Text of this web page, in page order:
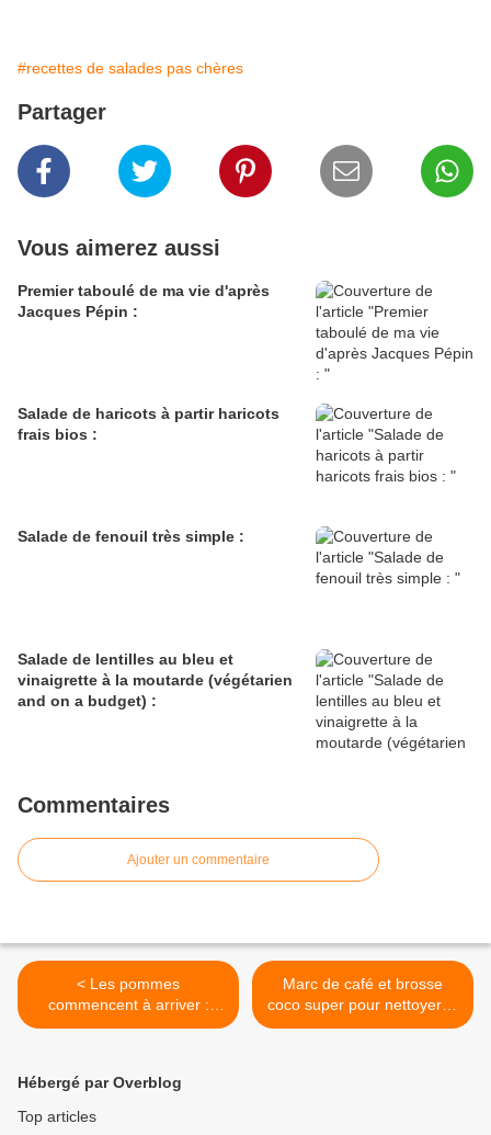
#recettes de salades pas chères
Partager
Vous aimerez aussi
Premier taboulé de ma vie d'après
Jacques Pépin :
Salade de haricots à partir haricots
frais bios :
Salade de fenouil très simple :
Salade de lentilles au bleu et
vinaigrette à la moutarde (végétarien
and on a budget) :
Commentaires
Ajouter un commentaire
< Les pommes
commencent à arriver :
gâteau aux pommes du
Marc de café et brosse
coco super pour nettoyer le
barbecue : >
Hébergé par Overblog
Top articles